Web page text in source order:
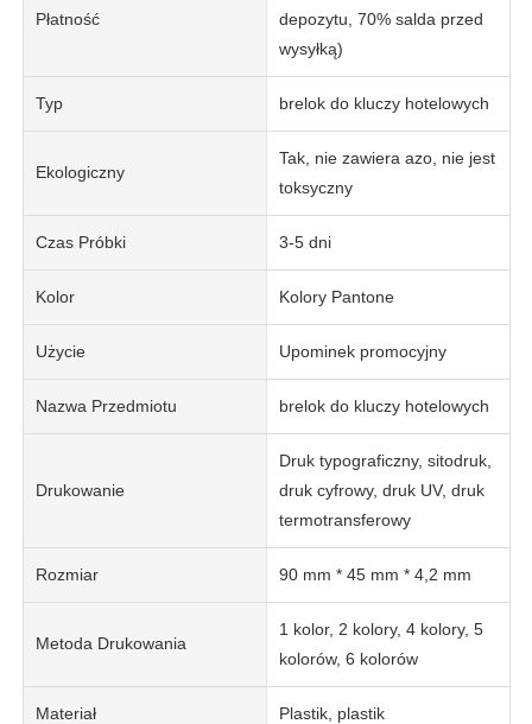
Płatność
depozytu, 70% salda przed
wysyłką)
Typ brelok do kluczy hotelowych
Ekologiczny
Tak, nie zawiera azo, nie jest
toksyczny
Czas Próbki 3-5 dni
Kolor Kolory Pantone
Użycie Upominek promocyjny
Nazwa Przedmiotu brelok do kluczy hotelowych
Drukowanie
Druk typograficzny, sitodruk,
druk cyfrowy, druk UV, druk
termotransferowy
Rozmiar 90 mm * 45 mm * 4,2 mm
Metoda Drukowania
1 kolor, 2 kolory, 4 kolory, 5
kolorów, 6 kolorów
Materiał Plastik, plastik